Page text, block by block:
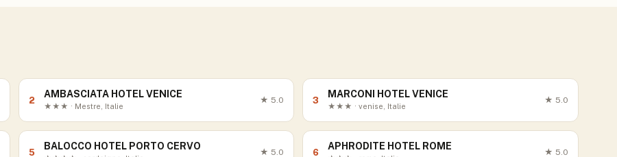
2
AMBASCIATA HOTEL VENICE
★★★ · Mestre, Italie
★ 5.0 3
MARCONI HOTEL VENICE
★★★ · venise, Italie
★ 5.0
5
BALOCCO HOTEL PORTO CERVO
★ 5.0 6
APHRODITE HOTEL ROME
★ 5.0